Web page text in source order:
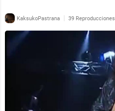
KaksukoPastrana | 39 Reproducciones